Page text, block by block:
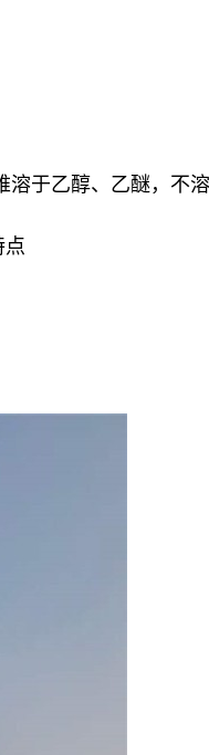
溶于乙醇、乙醚，不
点